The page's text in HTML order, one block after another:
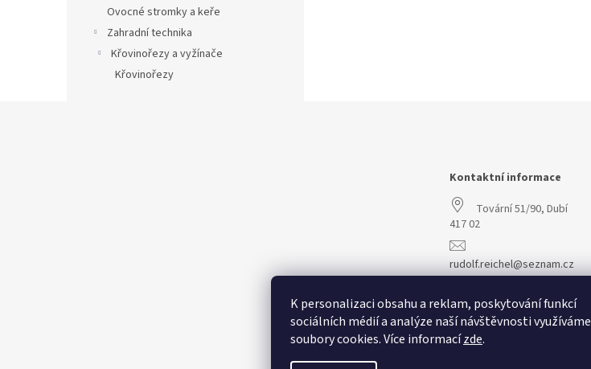
K personalizaci obsahu a reklam, poskytování funkcí
sociálních médií a analýze naší návštěvnosti využíváme
soubory cookies. Více informacízde.
Ovocné stromky a keře
Zahradní technika
Křovinořezy a vyžínače
Křovinořezy
Kontaktní informace
Tovární 51/90, Dubí
417 02
rudolf.reichel@seznam.cz